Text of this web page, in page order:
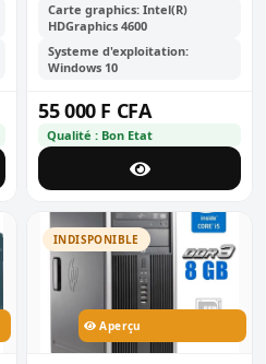
Carte graphics: Intel(R)
HDGraphics 4600
Systeme d'exploitation:
Windows 10
55 000 F CFA
Qualité : Bon Etat
INDISPONIBLE
Aperçu